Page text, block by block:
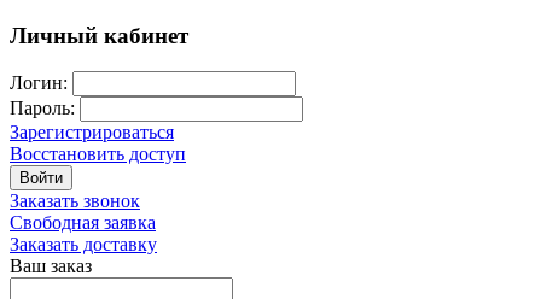
Личный кабинет
Логин:
Пароль:
Зарегистрироваться
Восстановить доступ
Войти
Заказать звонок
Свободная заявка
Заказать доставку
Ваш заказ